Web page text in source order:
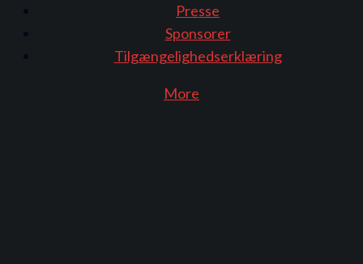
Presse
Sponsorer
Tilgængelighedserklæring
More